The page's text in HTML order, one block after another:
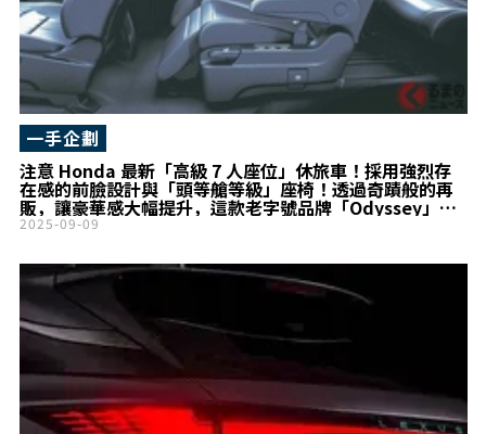
注意 Honda 最新「高級 7 人座位」休旅車！採用強烈存
在感的前臉設計與「頭等艙等級」座椅！透過奇蹟般的再
販，讓豪華感大幅提升，這款老字號品牌「Odyssey」真
的很厲害！
一手企劃
2025-09-09